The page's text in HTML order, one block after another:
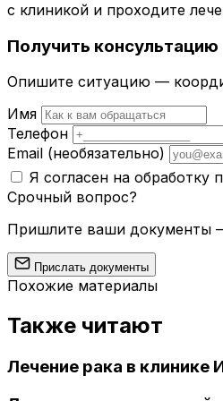
с клиникой и проходите
Получить консультацию
Опишите ситуацию —
Имя
Телефон
Email (необязательно)
Я согласен на
Срочный вопрос?
Пришлите ваши документы —
Прислать документы
Похожие материалы
Также читают
Лечение рака в